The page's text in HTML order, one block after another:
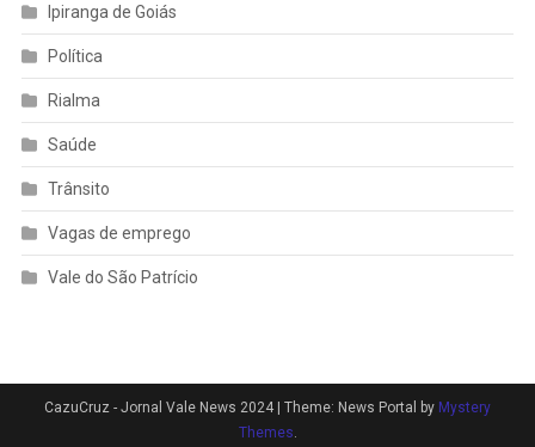
Ipiranga de Goiás
Política
Rialma
Saúde
Trânsito
Vagas de emprego
Vale do São Patrício
CazuCruz - Jornal Vale News 2024 Theme: News Portal by Mystery
Themes.